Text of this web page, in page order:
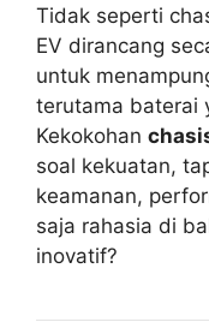
Tidak seperti
EV dirancang
untuk
terutama baterai
Kekokohan
soal kekuatan,
keamanan,
saja rahasia di
inovatif?